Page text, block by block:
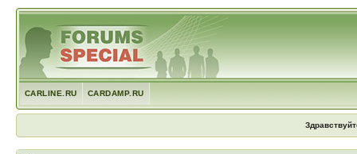
CARLINE.RU CARDAMP.RU